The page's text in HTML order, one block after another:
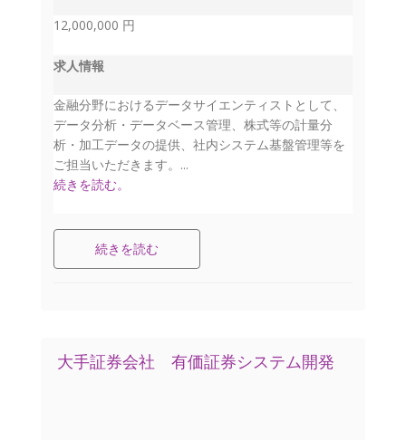
12,000,000 円
求人情報
金融分野におけるデータサイエンティストとして、
データ分析・データベース管理、株式等の計量分
析・加工データの提供、社内システム基盤管理等を
ご担当いただきます。...
続きを読む。
続きを読む
大手証券会社 有価証券システム開発